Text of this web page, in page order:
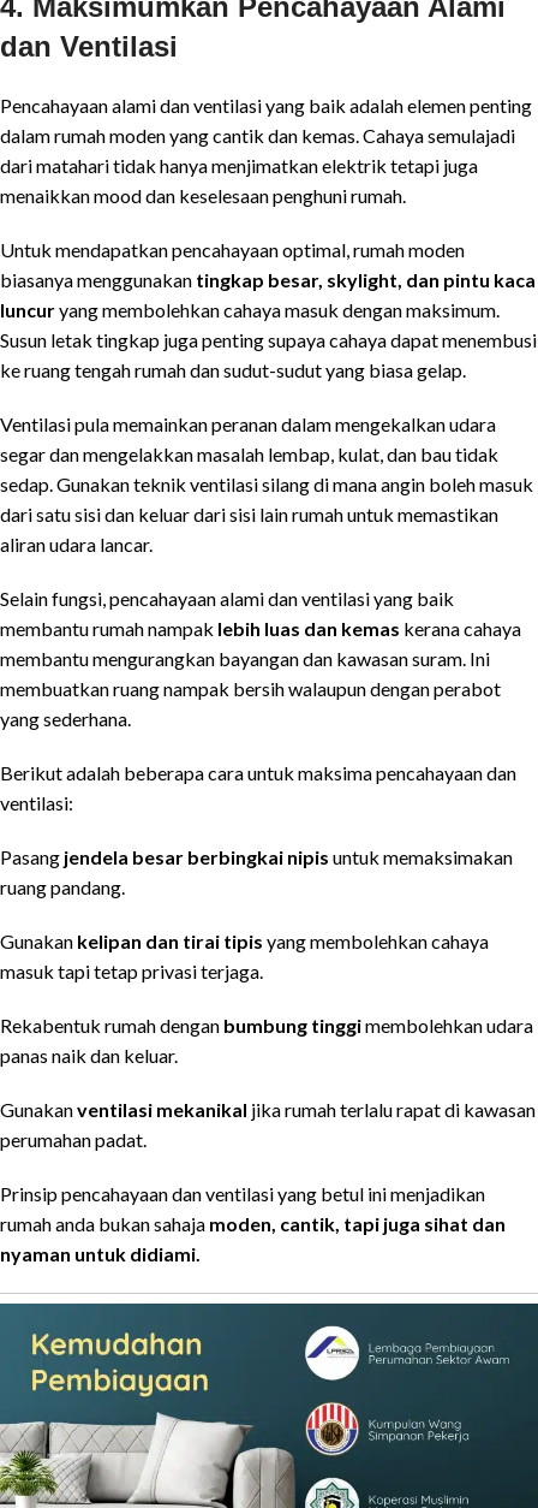
4. Maksimumkan Pencahayaan Alami
dan Ventilasi
Pencahayaan alami dan ventilasi yang baik adalah elemen penting
dalam rumah moden yang cantik dan kemas. Cahaya semulajadi
dari matahari tidak hanya menjimatkan elektrik tetapi juga
menaikkan mood dan keselesaan penghuni rumah.
Untuk mendapatkan pencahayaan optimal, rumah moden
biasanya menggunakan tingkap besar, skylight, dan pintu kaca
luncuryang membolehkan cahaya masuk dengan maksimum.
Susun letak tingkap juga penting supaya cahaya dapat menembusi
ke ruang tengah rumah dan sudut-sudut yang biasa gelap.
Ventilasi pula memainkan peranan dalam mengekalkan udara
segar dan mengelakkan masalah lembap, kulat, dan bau tidak
sedap. Gunakan teknik ventilasi silang di mana angin boleh masuk
dari satu sisi dan keluar dari sisi lain rumah untuk memastikan
aliran udara lancar.
Selain fungsi, pencahayaan alami dan ventilasi yang baik
membantu rumah nampak lebih luas dan kemas kerana cahaya
membantu mengurangkan bayangan dan kawasan suram. Ini
membuatkan ruang nampak bersih walaupun dengan perabot
yang sederhana.
Berikut adalah beberapa cara untuk maksima pencahayaan dan
ventilasi:
Pasang jendela besar berbingkai nipis untuk memaksimakan
ruang pandang.
Gunakan kelipan dan tirai tipis yang membolehkan cahaya
masuk tapi tetap privasi terjaga.
Rekabentuk rumah dengan bumbung tinggimembolehkan udara
panas naik dan keluar.
Gunakanventilasi mekanikal jika rumah terlalu rapat di kawasan
perumahan padat.
Prinsip pencahayaan dan ventilasi yang betul ini menjadikan
rumah anda bukan sahaja moden, cantik, tapi juga sihat dan
nyaman untuk didiami.